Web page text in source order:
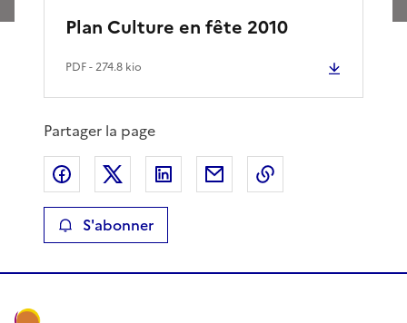
Plan Culture en fête 2010
PDF- 274.8 kio
Partager la page
Partager sur Facebook
Partager sur XPartager sur LinkedIn
Partager par email
S'abonner